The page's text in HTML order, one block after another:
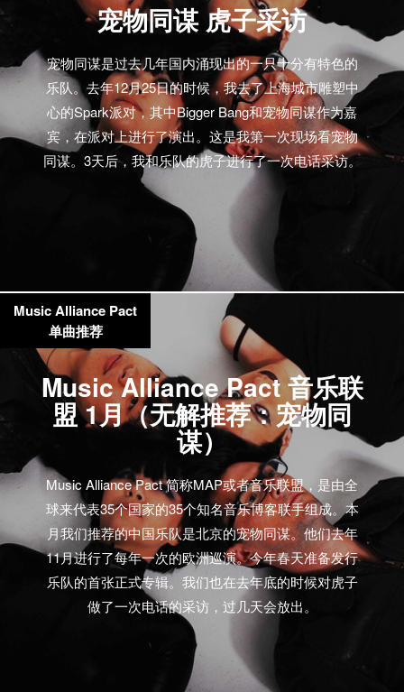
宠物同谋 虎子采访
宠物同谋是过去几年国内涌现出的一只十分有特色的
乐队。去年12月25日的时候，我去了上海城市雕塑中
心的Spark派对，其中Bigger Bang和宠物同谋作为嘉
宾，在派对上进行了演出。这是我第一次现场看宠物
同谋。3天后，我和乐队的虎子进行了一次电话采访。
Music Alliance Pact 音乐联
盟 1月（无解推荐：宠物同
谋）
Music Alliance Pact 简称MAP或者音乐联盟，是由全
球来代表35个国家的35个知名音乐博客联手组成。本
月我们推荐的中国乐队是北京的宠物同谋。他们去年
11月进行了每年一次的欧洲巡演。今年春天准备发行
乐队的首张正式专辑。我们也在去年底的时候对虎子
做了一次电话的采访，过几天会放出。
Music Alliance Pact
单曲推荐